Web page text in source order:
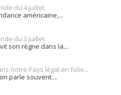
du 4 juillet
américaine,...
du 3 juillet
son règne dans la...
notre Pays légal en folie...
parle souvent....